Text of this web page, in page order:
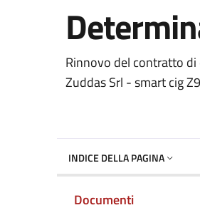
Dettaglio del documento
Rinnovo del contratto
Zuddas Srl - smart cig
INDICE DELLA PAGINA
Documenti